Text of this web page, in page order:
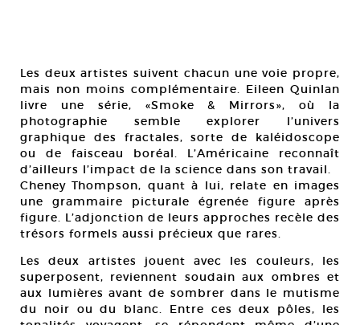
Les deux artistes suivent chacun une voie propre,
mais non moins complémentaire. Eileen Quinlan
livre une série, «Smoke & Mirrors», où la
photographie semble explorer l’univers
graphique des fractales, sorte de kaléidoscope
ou de faisceau boréal. L’Américaine reconnaît
d’ailleurs l’impact de la science dans son travail.
Cheney Thompson, quant à lui, relate en images
une grammaire picturale égrenée figure après
figure. L’adjonction de leurs approches recèle des
trésors formels aussi précieux que rares.
Les deux artistes jouent avec les couleurs, les
superposent, reviennent soudain aux ombres et
aux lumières avant de sombrer dans le mutisme
du noir ou du blanc. Entre ces deux pôles, les